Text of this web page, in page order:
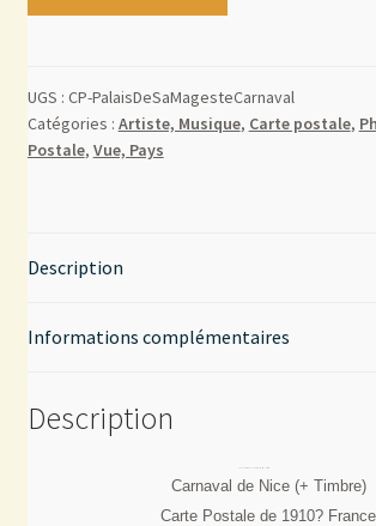
UGS : CP-PalaisDeSaMagesteCarnaval
Catégories : Artiste, Musique, Carte postale,
Postale, Vue, Pays
Description
Informations complémentaires
Description
Carnaval de Nice (+ Timbre)
Carte Postale de 1910? France